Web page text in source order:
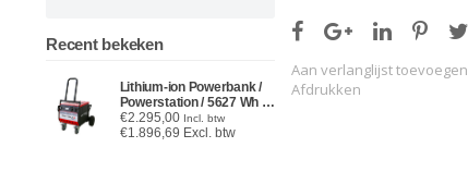
Recent bekeken
Lithium-ion Powerbank /
Powerstation / 5627 Wh /
1521 Ah / 48V met
Zuivere Sinus Omvormer
€2.295,00 Incl. btw
€1.896,69 Excl. btw
Aan verlanglijst toevoegen
Afdrukken